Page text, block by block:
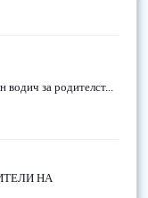
водич за родителст...
НА